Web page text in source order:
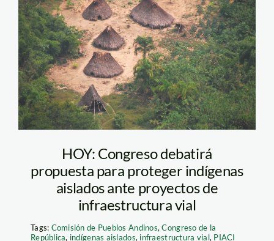
PIACI
HOY: Congreso debatirá
propuesta para proteger indígenas
aislados ante proyectos de
infraestructura vial
Tags: Comisión de Pueblos Andinos,Congreso de la
República, indígenas aislados, infraestructura vial, PIACI